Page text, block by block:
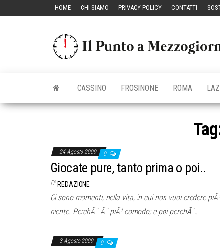
HOME CHI SIAMO PRIVACY POLICY CONTATTI
CASSINO FROSINONE ROMA
24 Agosto 2009 0
Giocate pure, tanto prima o poi..
Di REDAZIONE
Ci sono momenti, nella vita, in cui non vuoi credere
niente. PerchÃ¨ Ã¨ piÃ¹ comodo; e poi perchÃ¨…
3 Agosto 2009 0